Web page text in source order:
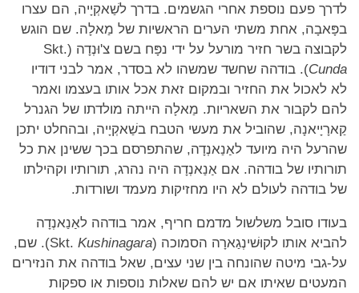
לדרך פעם נוספת אחרי הגשמים. בדרך לשַׁאקְיָיה, הם עצרו
בפָּאבָה, אחת משתי הערים הראשיות של מַאלָה. שם הוגש
לקבוצה בשר חזיר מורעל על ידי נפָּח בשם צ'וּנְדָה (Skt.
Cunda). בודהה שחשד שמשהו לא בסדר, אמר לבני דודיו
לא לאכול את החזיר ובמקום זאת אכל אותו בעצמו ואמר
להם לקבור את השאריות. מַאלָה הייתה מולדתו של הגנרל
קַארָיָיאנָה, שהוביל את מעשי הטבח בשַׁאקְיָיה, ובהחלט יתכן
שהרעל היה מיועד לאַנַאנְדָה, שהתפרסם בכך ששינן את כל
תורותיו של בודהה. אם אַנַאנְדָה היה נהרג, תורותיו וקהילתו
של בודהה לעולם לא היו מחזיקות מעמד ושורדות.
בעודו סובל משלשול מדמם חריף, אמר בודהה לאַנַאנְדָה
להביא אותו לקוּשׁינְגַארָה הסמוכה (Skt.Kushinagara
). שם,
על-גבי מיטה שהונחה בין שני עצים, שאל בודהה את הנזירים
המעטים שאיתו אם יש להם שאלות נוספות או ספקות